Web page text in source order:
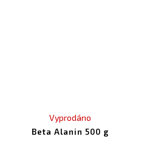
Beta Alanin 500 g
Vyprodáno